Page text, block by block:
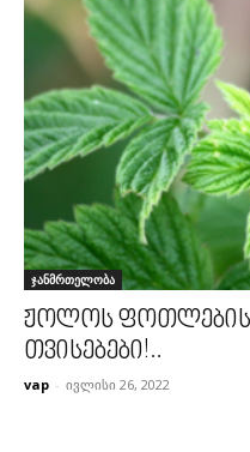
ჯანმრთელობა
ჟოლოს ფოთლების
თვისებები!..
vap - ივლისი 26, 2022